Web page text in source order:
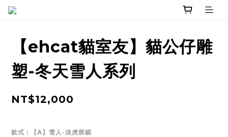
【ehcat貓室友】貓公仔雕
塑-冬天雪人系列
NT$12,000
款式 : 【A】雪人-淡虎斑貓